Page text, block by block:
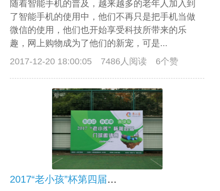
随着智能手机的普及，越来越多的老年人加入到
了智能手机的使用中，他们不再只是把手机当做
微信的使用，他们也开始享受科技所带来的乐
趣，网上购物成为了他们的新宠，可是...
2017-12-20 18:00:05
7486人阅读 6个赞
2017“老小孩”杯第四届门球邀请赛顺利闭幕